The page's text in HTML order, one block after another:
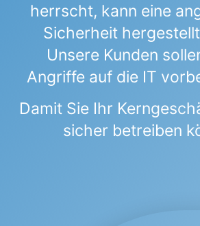
herrscht, kann eine
Sicherheit
Unsere Kunden
Angriffe auf die IT
Damit Sie Ihr
sicher betreiben